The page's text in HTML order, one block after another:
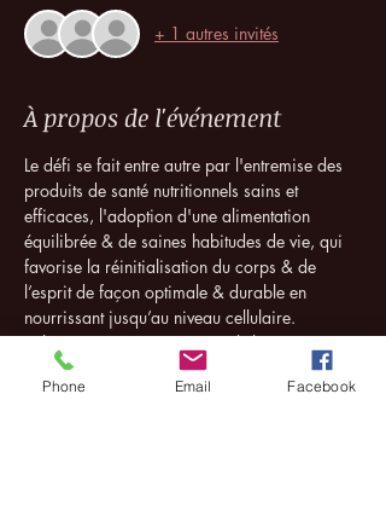
+ 1 autres invités
À propos de l'événement
Le défi se fait entre autre par l'entremise des
produits de santé nutritionnels sains et
efficaces, l'adoption d'une alimentation
équilibrée & de saines habitudes de vie, qui
favorise la réinitialisation du corps & de
l’esprit de façon optimale & durable en
nourrissant jusqu’au niveau cellulaire.
Je livrerai mes trucs personnels basées sur
différentes approches, dont les principes de
base de la médecine chinoise et ayurvédique,
Phone Email Facebook